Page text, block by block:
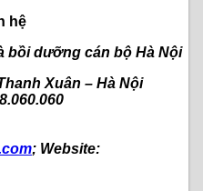
hệ
bồi dưỡng cán bộ Hà Nội
Xuân – Hà Nội
; Website: